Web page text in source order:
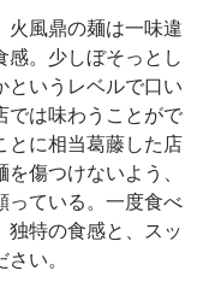
火風鼎の麺は一味違
感。少しぼそっとし
というレベルで口い
では味わうことがで
とに相当葛藤した店
傷つけないよう、
っている。一度食べ
独特の食感と、スッ
い。